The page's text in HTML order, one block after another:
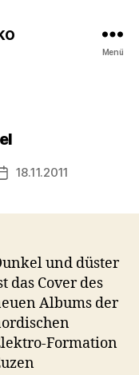
Menü
Veröffentlichungsdatum
18.11.2011
und düster
das Cover des
Albums der
Formation